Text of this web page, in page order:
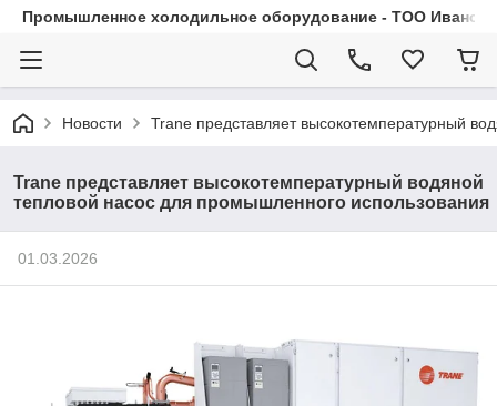
Промышленное холодильное оборудование - ТОО
Новости Trane представляет высокотемпературный
Trane представляет высокотемпературный водяной
тепловой насос для промышленного использования
01.03.2026